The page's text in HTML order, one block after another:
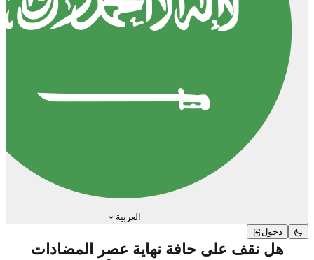
العربية
دخول
هل نقف على حافة نهاية عصر المضادات